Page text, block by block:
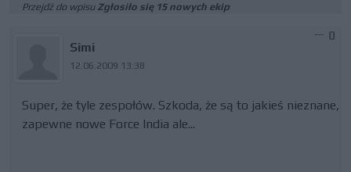
Przejdź do wpisu Zgłosiło się 15 nowych ekip
Simi
12.06.2009 13:38
0
Super, że tyle zespołów. Szkoda, że są to jakieś nieznane,
zapewne nowe Force India ale...